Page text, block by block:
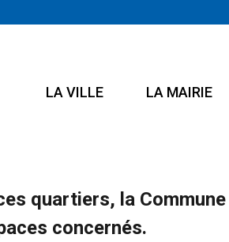
LA VILLE LA MAIRIE
quartiers, la
concernés.